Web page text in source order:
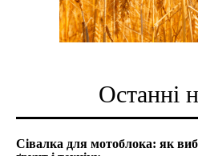
Останні
Сівалка для мотоблока: як